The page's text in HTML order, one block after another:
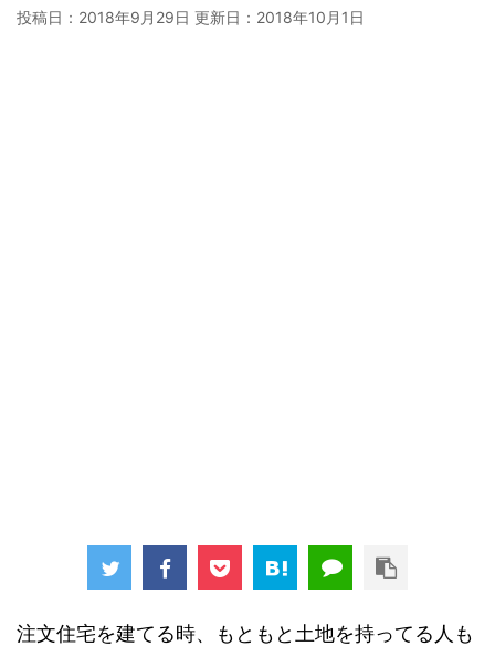
投稿日：2018年9月29日 更新日： 2018年10月1日
注文住宅を建てる時、もともと土地を持ってる人も